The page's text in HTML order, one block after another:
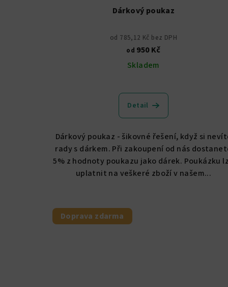
Dárkový poukaz
od 785,12 Kč bez DPH
od 950 Kč
Skladem
Detail
Dárkový poukaz - šikovné řešení, když si
rady s dárkem. Při zakoupení od nás
5% z hodnoty poukazu jako dárek. Poukázku
uplatnit na veškeré zboží v našem...
Doprava zdarma